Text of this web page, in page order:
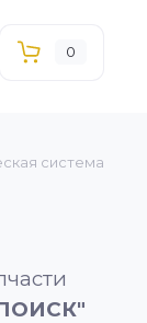
0
система